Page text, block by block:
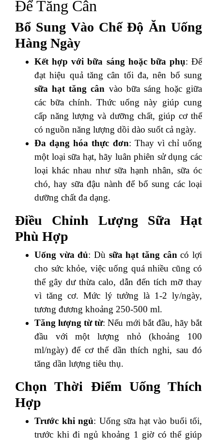
Để Tăng Cân
Bổ Sung Vào Chế Độ Ăn Uống
Hàng Ngày
Kết hợp với bữa sáng hoặc bữa phụ: Để
đạt hiệu quả tăng cân tối đa, nên bổ sung
sữa hạt tăng cân vào bữa sáng hoặc giữa
các bữa chính. Thức uống này giúp cung
cấp năng lượng và dưỡng chất, giúp cơ thể
có nguồn năng lượng dồi dào suốt cả ngày.
Đa dạng hóa thực đơn: Thay vì chỉ uống
một loại sữa hạt, hãy luân phiên sử dụng các
loại khác nhau như sữa hạnh nhân, sữa óc
chó, hay sữa đậu nành để bổ sung các loại
dưỡng chất đa dạng.
Điều Chỉnh Lượng Sữa Hạt
Phù Hợp
Uống vừa đủ: Dù sữa hạt tăng cân có lợi
cho sức khỏe, việc uống quá nhiều cũng có
thể gây dư thừa calo, dẫn đến tích mỡ thay
vì tăng cơ. Mức lý tưởng là 1-2 ly/ngày,
tương đương khoảng 250-500 ml.
Tăng lượng từ từ: Nếu mới bắt đầu, hãy bắt
đầu với một lượng nhỏ (khoảng 100
ml/ngày) để cơ thể dần thích nghi, sau đó
tăng dần lượng tiêu thụ.
Chọn Thời Điểm Uống Thích
Hợp
Trước khi ngủ: Uống sữa hạt vào buổi tối,
trước khi đi ngủ khoảng 1 giờ có thể giúp